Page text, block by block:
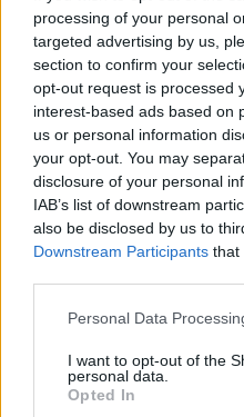
processing of your personal
targeted advertising by us,
section to confirm your
opt-out request is processed
interest-based ads based on
us or personal information
your opt-out. You may
disclosure of your personal
IAB’s list of downstream
also be disclosed by us to
Downstream Participants that
Please note that this
not limited to your visit or
grant or deny consent to
use your data for below
Personal Data
I want to opt-out of the
personal data.
Opted In
Giorgia